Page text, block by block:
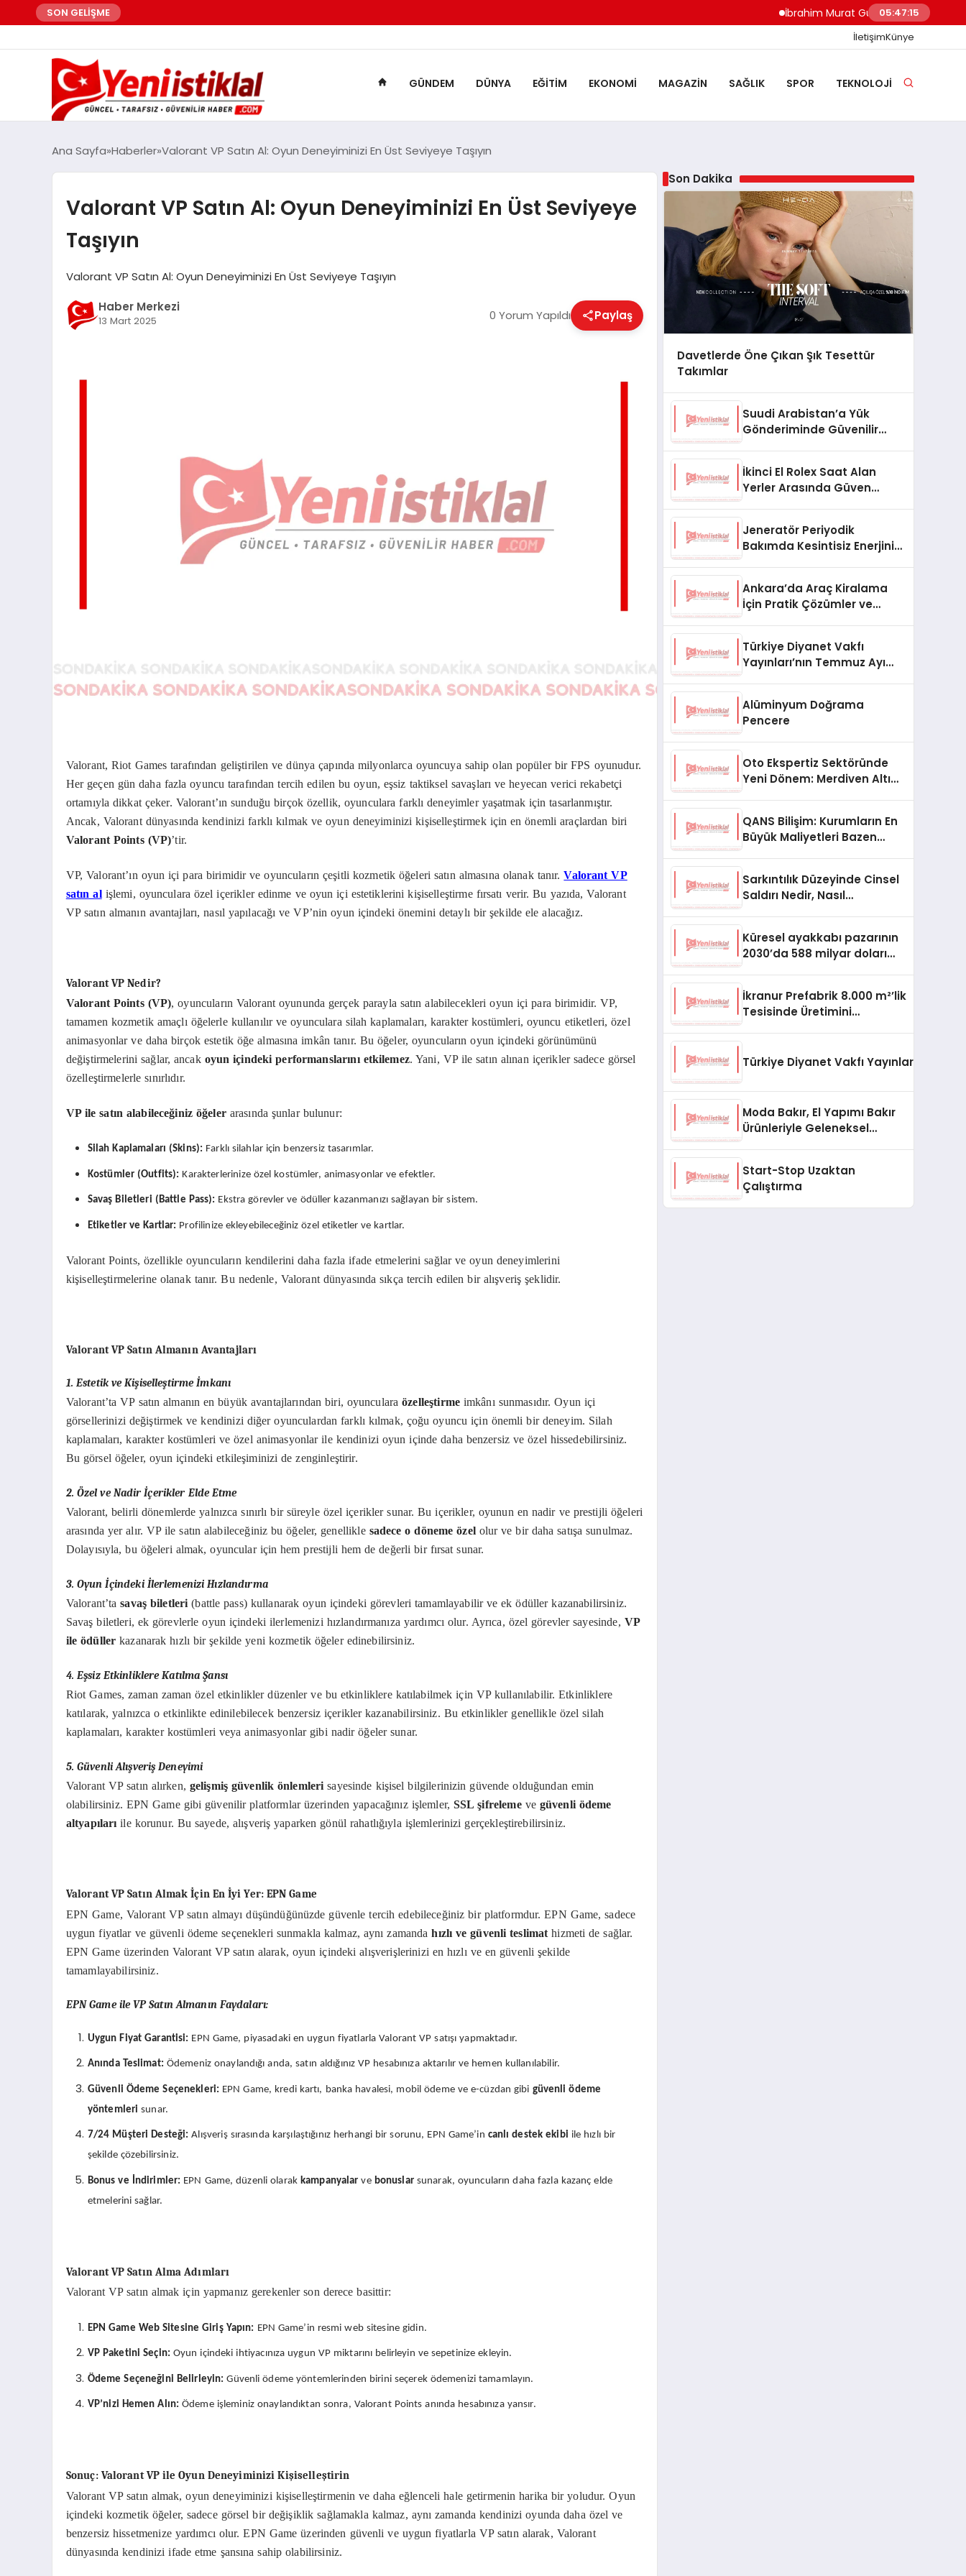
SON GELİŞME İbrahim Murat Gündüz: Malgaç’tan
05:47:16
İletişimKünye
GÜNDEM DÜNYA EĞITIM EKONOMI MAGAZIN SAĞLIK SPOR TEKNOLOJI
Ana Sayfa Haberler Valorant VP Satın Al: Oyun Deneyiminizi En Üst Seviyeye Taşıyın
Valorant VP Satın Al: Oyun Deneyiminizi En Üst Seviyeye
Taşıyın
Valorant VP Satın Al: Oyun Deneyiminizi En Üst Seviyeye Taşıyın
Haber Merkezi
13 Mart 2025 0 Yorum Yapıldı Paylaş
Valorant, Riot Games tarafından geliştirilen ve dünya çapında milyonlarca oyuncuya sahip olan popüler bir FPS oyunudur.
Her geçen gün daha fazla oyuncu tarafından tercih edilen bu oyun, eşsiz taktiksel savaşları ve heyecan verici rekabetçi
ortamıyla dikkat çeker. Valorant’ın sunduğu birçok özellik, oyunculara farklı deneyimler yaşatmak için tasarlanmıştır.
Ancak, Valorant dünyasında kendinizi farklı kılmak ve oyun deneyiminizi kişiselleştirmek için en önemli araçlardan biri
Valorant Points (VP)’tir.
VP, Valorant’ın oyun içi para birimidir ve oyuncuların çeşitli kozmetik öğeleri satın almasına olanak tanır.Valorant VP
satın alişlemi, oyunculara özel içerikler edinme ve oyun içi estetiklerini kişiselleştirme fırsatı verir. Bu yazıda, Valorant
VP satın almanın avantajları, nasıl yapılacağı ve VP’nin oyun içindeki önemini detaylı bir şekilde ele alacağız.
Valorant VP Nedir?
Valorant Points (VP), oyuncuların Valorant oyununda gerçek parayla satın alabilecekleri oyun içi para birimidir. VP,
tamamen kozmetik amaçlı öğelerle kullanılır ve oyunculara silah kaplamaları, karakter kostümleri, oyuncu etiketleri, özel
animasyonlar ve daha birçok estetik öğe almasına imkân tanır. Bu öğeler, oyuncuların oyun içindeki görünümünü
değiştirmelerini sağlar, ancak oyun içindeki performanslarını etkilemez. Yani, VP ile satın alınan içerikler sadece görsel
özelleştirmelerle sınırlıdır.
VP ile satın alabileceğiniz öğelerarasında şunlar bulunur:
Silah Kaplamaları (Skins): Farklı silahlar için benzersiz tasarımlar.
Kostümler (Outfits): Karakterlerinize özel kostümler, animasyonlar ve efektler.
Savaş Biletleri (Battle Pass): Ekstra görevler ve ödüller kazanmanızı sağlayan bir sistem.
Etiketler ve Kartlar: Profilinize ekleyebileceğiniz özel etiketler ve kartlar.
Valorant Points, özellikle oyuncuların kendilerini daha fazla ifade etmelerini sağlar ve oyun deneyimlerini
kişiselleştirmelerine olanak tanır. Bu nedenle, Valorant dünyasında sıkça tercih edilen bir alışveriş şeklidir.
Valorant VP Satın Almanın Avantajları
1. Estetik ve Kişiselleştirme İmkanı
Valorant’ta VP satın almanın en büyük avantajlarından biri, oyuncularaözelleştirmeimkânı sunmasıdır. Oyun içi
görsellerinizi değiştirmek ve kendinizi diğer oyunculardan farklı kılmak, çoğu oyuncu için önemli bir deneyim. Silah
kaplamaları, karakter kostümleri ve özel animasyonlar ile kendinizi oyun içinde daha benzersiz ve özel hissedebilirsiniz.
Bu görsel öğeler, oyun içindeki etkileşiminizi de zenginleştirir.
2. Özel ve Nadir İçerikler Elde Etme
Valorant, belirli dönemlerde yalnızca sınırlı bir süreyle özel içerikler sunar. Bu içerikler, oyunun en nadir ve prestijli öğeleri
arasında yer alır. VP ile satın alabileceğiniz bu öğeler, genellikle sadece o döneme özelolur ve bir daha satışa sunulmaz.
Dolayısıyla, bu öğeleri almak, oyuncular için hem prestijli hem de değerli bir fırsat sunar.
3. Oyun İçindeki İlerlemenizi Hızlandırma
Valorant’tasavaş biletleri (battle pass) kullanarak oyun içindeki görevleri tamamlayabilir ve ek ödüller kazanabilirsiniz.
Savaş biletleri, ek görevlerle oyun içindeki ilerlemenizi hızlandırmanıza yardımcı olur. Ayrıca, özel görevler sayesinde, VP
ile ödüller kazanarak hızlı bir şekilde yeni kozmetik öğeler edinebilirsiniz.
4. Eşsiz Etkinliklere Katılma Şansı
Riot Games, zaman zaman özel etkinlikler düzenler ve bu etkinliklere katılabilmek için VP kullanılabilir. Etkinliklere
katılarak, yalnızca o etkinlikte edinilebilecek benzersiz içerikler kazanabilirsiniz. Bu etkinlikler genellikle özel silah
kaplamaları, karakter kostümleri veya animasyonlar gibi nadir öğeler sunar.
5. Güvenli Alışveriş Deneyimi
Valorant VP satın alırken, gelişmiş güvenlik önlemleri sayesinde kişisel bilgilerinizin güvende olduğundan emin
olabilirsiniz. EPN Game gibi güvenilir platformlar üzerinden yapacağınız işlemler, SSL şifrelemeve güvenli ödeme
altyapıları ile korunur. Bu sayede, alışveriş yaparken gönül rahatlığıyla işlemlerinizi gerçekleştirebilirsiniz.
Valorant VP Satın Almak İçin En İyi Yer: EPN Game
EPN Game, Valorant VP satın almayı düşündüğünüzde güvenle tercih edebileceğiniz bir platformdur. EPN Game, sadece
uygun fiyatlar ve güvenli ödeme seçenekleri sunmakla kalmaz, aynı zamandahızlı ve güvenli teslimat hizmeti de sağlar.
EPN Game üzerinden Valorant VP satın alarak, oyun içindeki alışverişlerinizi en hızlı ve en güvenli şekilde
tamamlayabilirsiniz.
EPN Game ile VP Satın Almanın Faydaları:
Uygun Fiyat Garantisi: EPN Game, piyasadaki en uygun fiyatlarla Valorant VP satışı yapmaktadır.
Anında Teslimat: Ödemeniz onaylandığı anda, satın aldığınız VP hesabınıza aktarılır ve hemen kullanılabilir.
Güvenli Ödeme Seçenekleri: EPN Game, kredi kartı, banka havalesi, mobil ödeme ve e-cüzdan gibi güvenli ödeme
yöntemleri sunar.
7/24 Müşteri Desteği: Alışveriş sırasında karşılaştığınız herhangi bir sorunu, EPN Game’in canlı destek ekibi ile hızlı bir
şekilde çözebilirsiniz.
Bonus ve İndirimler: EPN Game, düzenli olarak kampanyalar ve bonuslarsunarak, oyuncuların daha fazla kazanç elde
etmelerini sağlar.
Valorant VP Satın Alma Adımları
Valorant VP satın almak için yapmanız gerekenler son derece basittir:
EPN Game Web Sitesine Giriş Yapın: EPN Game’in resmi web sitesine gidin.
VP Paketini Seçin: Oyun içindeki ihtiyacınıza uygun VP miktarını belirleyin ve sepetinize ekleyin.
Ödeme Seçeneğini Belirleyin: Güvenli ödeme yöntemlerinden birini seçerek ödemenizi tamamlayın.
VP’nizi Hemen Alın: Ödeme işleminiz onaylandıktan sonra, Valorant Points anında hesabınıza yansır.
Sonuç: Valorant VP ile Oyun Deneyiminizi Kişiselleştirin
Valorant VP satın almak, oyun deneyiminizi kişiselleştirmenin ve daha eğlenceli hale getirmenin harika bir yoludur. Oyun
içindeki kozmetik öğeler, sadece görsel bir değişiklik sağlamakla kalmaz, aynı zamanda kendinizi oyunda daha özel ve
benzersiz hissetmenize yardımcı olur. EPN Game üzerinden güvenli ve uygun fiyatlarla VP satın alarak, Valorant
dünyasında kendinizi ifade etme şansına sahip olabilirsiniz.
Son Dakika
Davetlerde Öne Çıkan Şık Tesettür
Takımlar
Suudi Arabistan’a Yük
Gönderiminde Güvenilir
İkinci El Rolex Saat Alan
Yerler Arasında Güven
Jeneratör Periyodik
Bakımda Kesintisiz Enerjinin
Ankara’da Araç Kiralama
İçin Pratik Çözümler ve
Türkiye Diyanet Vakfı
Yayınları’nın Temmuz Ayı
Alüminyum Doğrama
Pencere
Oto Ekspertiz Sektöründe
Yeni Dönem: Merdiven Altı
QANS Bilişim: Kurumların En
Büyük Maliyetleri Bazen
Sarkıntılık Düzeyinde Cinsel
Saldırı Nedir, Nasıl
Küresel ayakkabı pazarının
2030’da 588 milyar doları
İkranur Prefabrik 8.000 m²’lik
Tesisinde Üretimini
Türkiye Diyanet Vakfı Yayınları, Yeni
Moda Bakır, El Yapımı Bakır
Ürünleriyle Geleneksel
Start-Stop Uzaktan
Çalıştırma